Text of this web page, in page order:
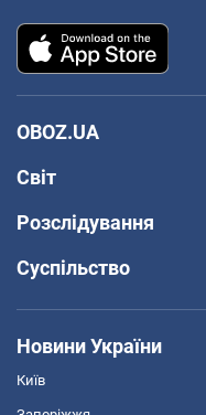
OBOZ.UA
Світ
Розслідування
Суспільство
Новини України
Київ